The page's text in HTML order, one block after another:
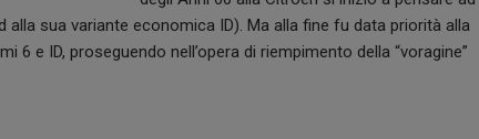
sua variante economica ID). Ma alla fine fu data priorità alla
6 e ID, proseguendo nell’opera di riempimento della “voragine”